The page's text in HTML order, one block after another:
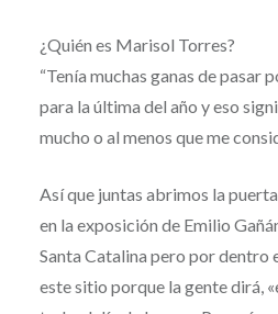
¿Quién es Marisol Torres?
“Tenía muchas ganas de pasar
para la última del año y eso
mucho o al menos que me
Así que juntas abrimos la
en la exposición de Emilio
Santa Catalina pero por dentro
este sitio porque la gente dirá,